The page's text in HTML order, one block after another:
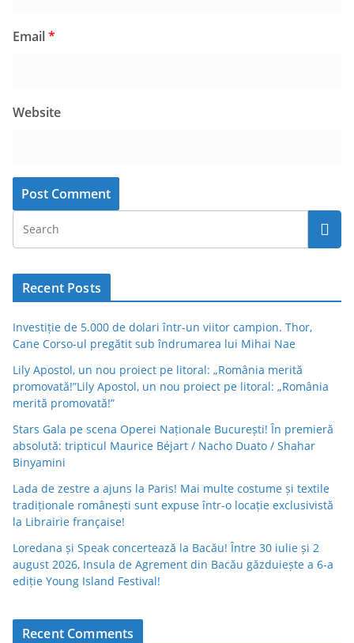
Email*
Website
Recent Posts
Investiție de 5.000 de dolari într-un viitor campion. Thor,
Cane Corso-ul pregătit sub îndrumarea lui Mihai Nae
Lily Apostol, un nou proiect pe litoral: „România merită
promovată!”Lily Apostol, un nou proiect pe litoral: „România
merită promovată!”
Stars Gala pe scena Operei Naționale București! În premieră
absolută: tripticul Maurice Béjart / Nacho Duato / Shahar
Binyamini
Lada de zestre a ajuns la Paris! Mai multe costume și textile
tradiționale românești sunt expuse într-o locație exclusivistă
la Librairie française!
Loredana și Speak concertează la Bacău! Între 30 iulie și 2
august 2026, Insula de Agrement din Bacău găzduiește a 6-a
ediție Young Island Festival!
Recent Comments